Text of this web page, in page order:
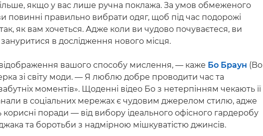
якщо у вас лише ручна поклажа. За умов обмеженого
повинні правильно вибрати одяг, щоб під час подорожі
як вам хочеться. Адже коли ви чудово почуваєтеся, ви
в дослідження нового місця.
вашого способу мислення, — каже Бо Браун (Bo
зі світу моди. — Я люблю добре проводити час та
моментів». Щоденні відео Бо з нетерпінням чекають її
в соціальних мережах є чудовим джерелом стилю, адже
поради — від вибору ідеального офісного гардеробу
та боротьби з надмірною мішкуватістю джинсів.